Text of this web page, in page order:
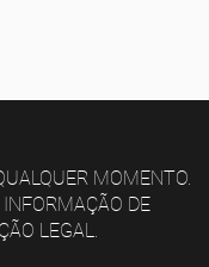
MOMENTO.
DE
LEGAL.